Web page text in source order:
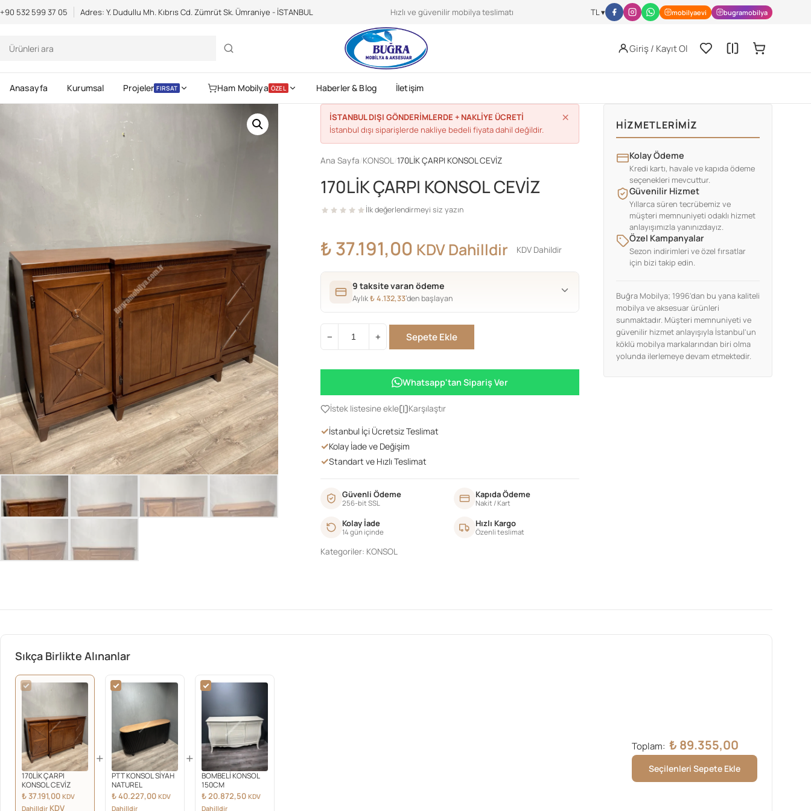
+90 532 599 37 05 Adres: Y. Dudullu Mh. Kıbrıs Cd. Zümrüt Sk. Ümraniye - İSTANBUL Hızlı ve güvenilir mobilya teslimatı TL ▾ mobilyaevi bugramobilya
Giriş / Kayıt Ol
Anasayfa Kurumsal Projeler FIRSAT Ham Mobilya ÖZEL Haberler & Blog İletişim
Gerekli
Beni hatırla
Giriş Yap
Parolanızı mı unuttunuz?
Parolanızı mı unuttunuz?
Hesap Oluştur
İSTANBUL DIŞI GÖNDERİMLERDE + NAKLİYE ÜCRETİ
İstanbul dışı siparişlerde nakliye bedeli fiyata dahil değildir.
×
Ana Sayfa KONSOL /170LİK ÇARPI KONSOL CEVİZ
170LİK ÇARPI KONSOL CEVİZ
İlk değerlendirmeyi siz yazın
₺37.191,00 KDV Dahilldir KDV Dahildir
9 taksite varan ödeme
Aylık₺4.132,33’den başlayan
−
KONSOL
adet
+ Sepete Ekle
Whatsapp'tan Sipariş Ver
İstek listesine ekle Karşılaştır
✓İstanbul İçi Ücretsiz Teslimat
✓Kolay İade ve Değişim
✓Standart ve Hızlı Teslimat
Güvenli Ödeme
256-bit SSL
Kapıda Ödeme
Nakit / Kart
Kolay İade
14 gün içinde
Hızlı Kargo
Özenli teslimat
Kategoriler: KONSOL
HIZMETLERIMIZ
Kolay Ödeme
Kredi kartı, havale ve kapıda ödeme
seçenekleri mevcuttur.
Güvenilir Hizmet
Yıllarca süren tecrübemiz ve
müşteri memnuniyeti odaklı hizmet
anlayışımızla yanınızdayız.
Özel Kampanyalar
Sezon indirimleri ve özel fırsatlar
için bizi takip edin.
Buğra Mobilya; 1996'dan bu yana kaliteli
mobilya ve aksesuar ürünleri
sunmaktadır. Müşteri memnuniyeti ve
güvenilir hizmet anlayışıyla İstanbul'un
köklü mobilya markalarından biri olma
yolunda ilerlemeye devam etmektedir.
Sıkça Birlikte Alınanlar
170LİK ÇARPI
KONSOL CEVİZ
₺37.191,00 KDV
Dahilldir KDV
+
PTT KONSOL SİYAH
NATUREL
₺40.227,00 KDV
Dahilldir
+
BOMBELİ KONSOL
150CM
₺20.872,50 KDV
Dahilldir
Toplam: ₺ 89.355,00
Seçilenleri Sepete Ekle
Scientific Bodybuilding: an extensive catalog of pharmaceuticals - steroidilegalionline.it https://www.cdc.gov/physical-activity/nutrition/index.htmlJISSN Archive -https://